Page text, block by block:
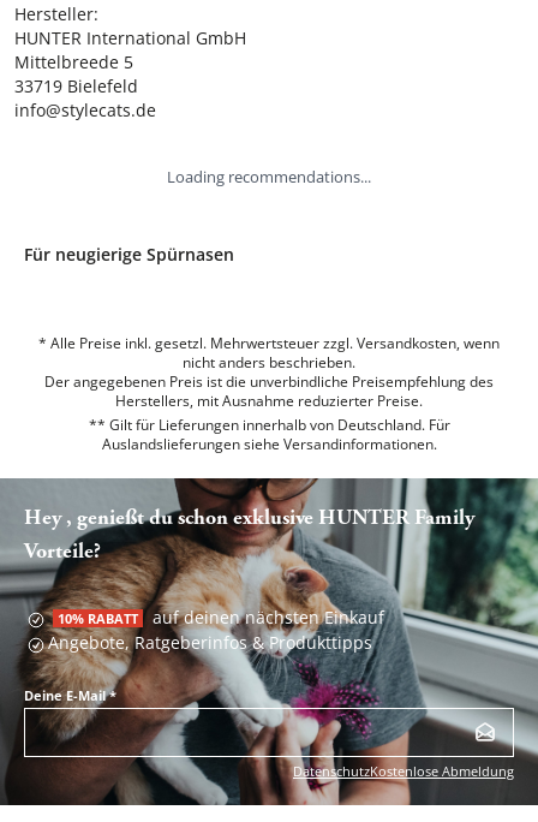
Hersteller:
HUNTER International GmbH
Mittelbreede 5
33719 Bielefeld
info@stylecats.de
Loading recommendations...
Für neugierige Spürnasen
* Alle Preise inkl. gesetzl. Mehrwertsteuer zzgl. Versandkosten, wenn
nicht anders beschrieben.
Der angegebenen Preis ist die unverbindliche Preisempfehlung des
Herstellers, mit Ausnahme reduzierter Preise.
** Gilt für Lieferungen innerhalb von Deutschland. Für
Auslandslieferungen siehe Versandinformationen.
Hey , genießt du schon exklusive HUNTER Family
Vorteile?
10% RABATT auf deinen nächsten Einkauf
Angebote, Ratgeberinfos & Produkttipps
Deine E-Mail*
DatenschutzKostenlose Abmeldung